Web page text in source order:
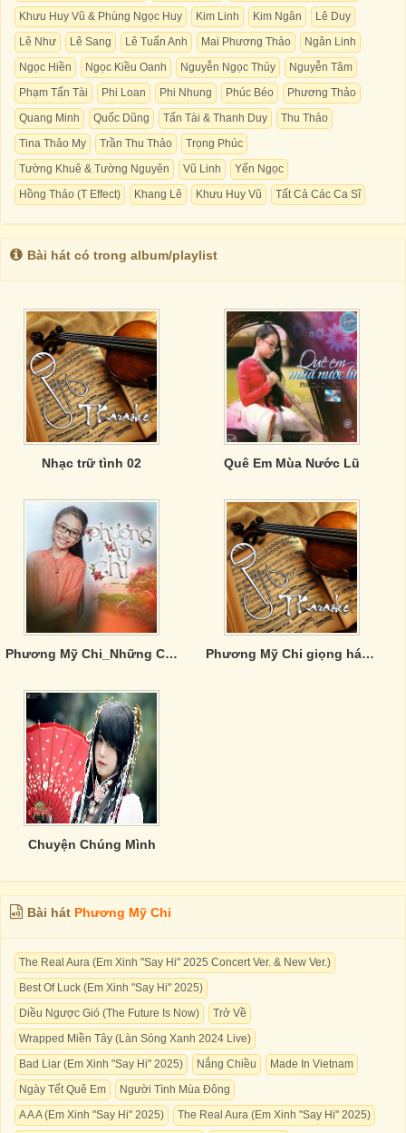
Khưu Huy Vũ & Phùng Ngọc Huy
Kim Linh Kim Ngân
Lê Duy
Lê Như
Lê Sang Lê Tuấn Anh Mai Phương Thảo
Ngân Linh
Ngọc Hiền
Ngọc Kiều Oanh Nguyễn Ngọc Thủy
Nguyễn Tâm
Phạm Tấn Tài
Phi Loan Phi Nhung Phúc Béo
Phương Thảo
Quang Minh
Quốc Dũng Tấn Tài & Thanh Duy
Thu Thảo
Tina Thảo My
Trần Thu Thảo
Trọng Phúc
Tường Khuê & Tường Nguyên
Vũ Linh
Yến Ngọc
Hồng Thảo (T Effect)
Khang Lê Khưu Huy Vũ Tất Cả Các Ca Sĩ
Bài hát có trong album/playlist
Nhạc trữ tình 02 Quê Em Mùa Nước Lũ
Phương Mỹ Chi_Những Ca Khúc Hay Nhất Phương Mỹ Chi giọng hát việt nhí 2013
Chuyện Chúng Mình
Bài hát Phương Mỹ Chi
The Real Aura (Em Xinh "Say Hi" 2025 Concert Ver. & New Ver.)
Best Of Luck (Em Xinh "Say Hi" 2025)
Diều Ngược Gió (The Future Is Now)
Trở Về
Wrapped Miền Tây (Làn Sóng Xanh 2024 Live)
Bad Liar (Em Xinh "Say Hi" 2025)
Nắng Chiều
Made In Vietnam
Ngày Tết Quê Em
Người Tình Mùa Đông
A A A (Em Xinh "Say Hi" 2025)
The Real Aura (Em Xinh "Say Hi" 2025)